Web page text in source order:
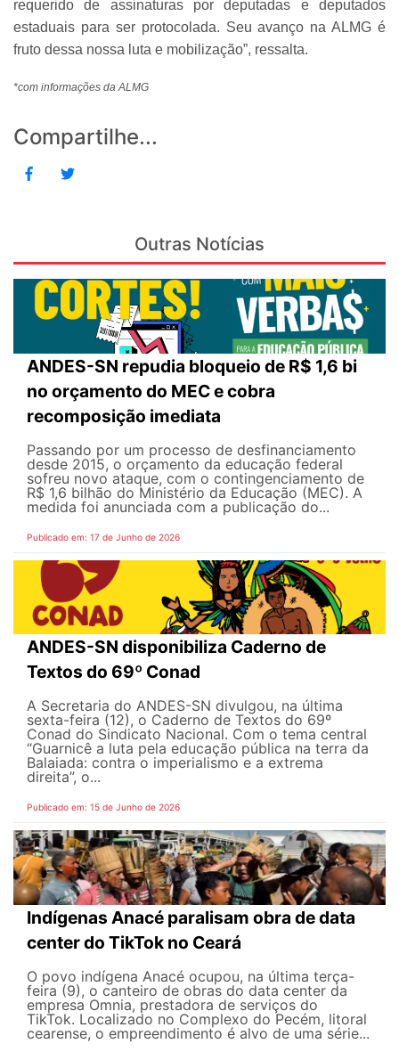
requerido de assinaturas por deputadas e deputados
estaduais para ser protocolada. Seu avanço na ALMG é
fruto dessa nossa luta e mobilização”, ressalta.
*com informações da ALMG
Compartilhe...
Outras Notícias
ANDES-SN repudia bloqueio de R$ 1,6 bi
no orçamento do MEC e cobra
recomposição imediata
Passando por um processo de desfinanciamento
desde 2015, o orçamento da educação federal
sofreu novo ataque, com o contingenciamento de
R$ 1,6 bilhão do Ministério da Educação (MEC). A
medida foi anunciada com a publicação do...
Publicado em: 17 de Junho de 2026
ANDES-SN disponibiliza Caderno de
Textos do 69º Conad
A Secretaria do ANDES-SN divulgou, na última
sexta-feira (12), o Caderno de Textos do 69º
Conad do Sindicato Nacional. Com o tema central
“Guarnicê a luta pela educação pública na terra da
Balaiada: contra o imperialismo e a extrema
direita”, o...
Publicado em: 15 de Junho de 2026
Indígenas Anacé paralisam obra de data
center do TikTok no Ceará
O povo indígena Anacé ocupou, na última terça-
feira (9), o canteiro de obras do data center da
empresa Omnia, prestadora de serviços do
TikTok. Localizado no Complexo do Pecém, litoral
cearense, o empreendimento é alvo de uma série...